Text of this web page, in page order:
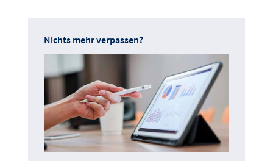
Nichts mehr verpassen?